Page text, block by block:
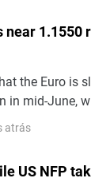
near
the Euro is
in mid-June,
has nearly
atrás
US NFP